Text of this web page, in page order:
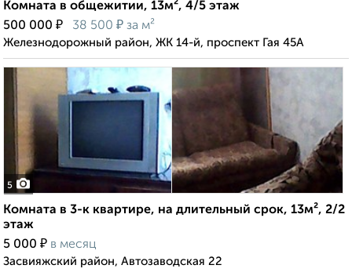
Комната в общежитии, 13м², 4/5 этаж
500 000 ₽ 38 500 ₽ за м²
Железнодорожный район, ЖК 14-й, проспект Гая 45А
5
Комната в 3-к квартире, на длительный срок, 13м², 2/2
этаж
5 000 ₽ в месяц
Засвияжский район, Автозаводская 22